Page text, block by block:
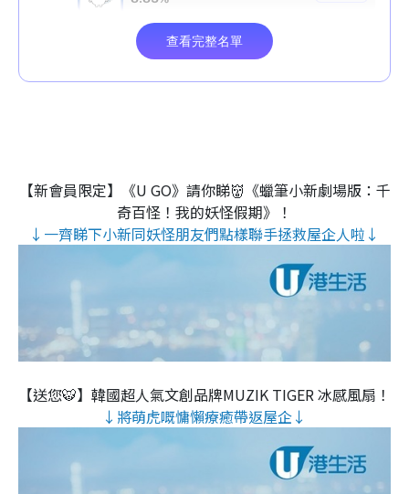
【新會員限定】《U GO》請你睇👹《蠟筆小新劇場版：千
奇百怪！我的妖怪假期》！
↓一齊睇下小新同妖怪朋友們點樣聯手拯救屋企人啦↓
【送您🐯】韓國超人氣文創品牌MUZIK TIGER 冰感風扇！
↓將萌虎嘅慵懶療癒帶返屋企↓